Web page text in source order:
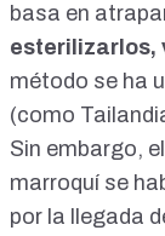
basa en
esterilizarlos,
método se ha
(como
Sin embargo,
marroquí se
por la llegada